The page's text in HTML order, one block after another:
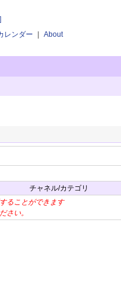
レンダー ｜ About
チャネル/カテゴリ
ることができます
さい。